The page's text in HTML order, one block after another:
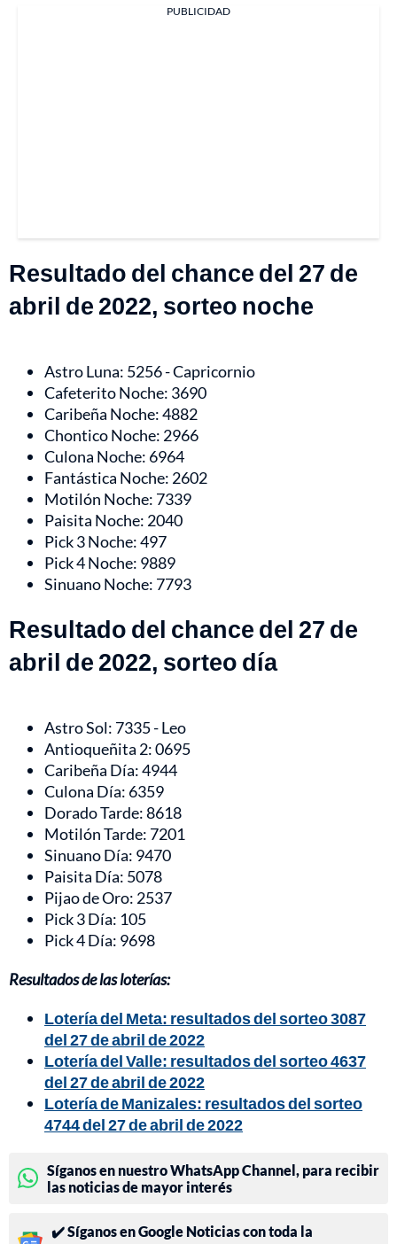
PUBLICIDAD
Resultado del chance del 27 de
abril de 2022, sorteo noche
Astro Luna: 5256 - Capricornio
Cafeterito Noche: 3690
Caribeña Noche: 4882
Chontico Noche: 2966
Culona Noche: 6964
Fantástica Noche: 2602
Motilón Noche: 7339
Paisita Noche: 2040
Pick 3 Noche: 497
Pick 4 Noche: 9889
Sinuano Noche: 7793
Resultado del chance del 27 de
abril de 2022, sorteo día
Astro Sol: 7335 - Leo
Antioqueñita 2: 0695
Caribeña Día: 4944
Culona Día: 6359
Dorado Tarde: 8618
Motilón Tarde: 7201
Sinuano Día: 9470
Paisita Día: 5078
Pijao de Oro: 2537
Pick 3 Día: 105
Pick 4 Día: 9698
Resultados de las loterías:
Lotería del Meta: resultados del sorteo 3087
del 27 de abril de 2022
Lotería del Valle: resultados del sorteo 4637
del 27 de abril de 2022
Lotería de Manizales: resultados del sorteo
4744 del 27 de abril de 2022
Síganos en nuestro WhatsApp Channel, para recibir
las noticias de mayor interés
✔️ Síganos en Google Noticias con toda la